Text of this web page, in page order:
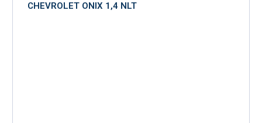
CHEVROLET ONIX 1,4 NLT